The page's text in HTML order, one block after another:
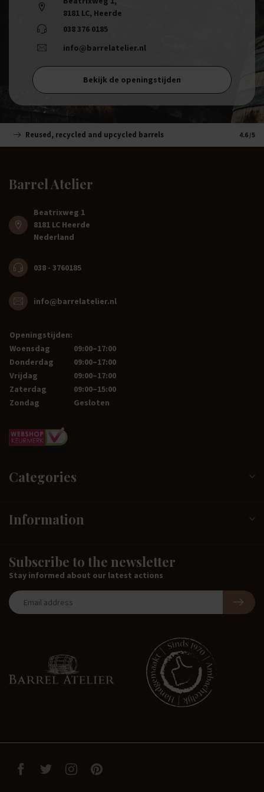
8181 LC, Heerde
038 376 0185
info@barrelatelier.nl
Bekijk de openingstijden
Reused, recycled and upcycled barrels 4.6 /5
Barrel Atelier
Beatrixweg 1
8181 LC Heerde
Nederland
038 - 3760185
info@barrelatelier.nl
Openingstijden:
Woensdag
09:00–17:00
Donderdag
09:00–17:00
Vrijdag
09:00–17:00
Zaterdag
09:00–15:00
Zondag
Gesloten
Categories
Information
Subscribe to the newsletter
Stay informed about our latest actions